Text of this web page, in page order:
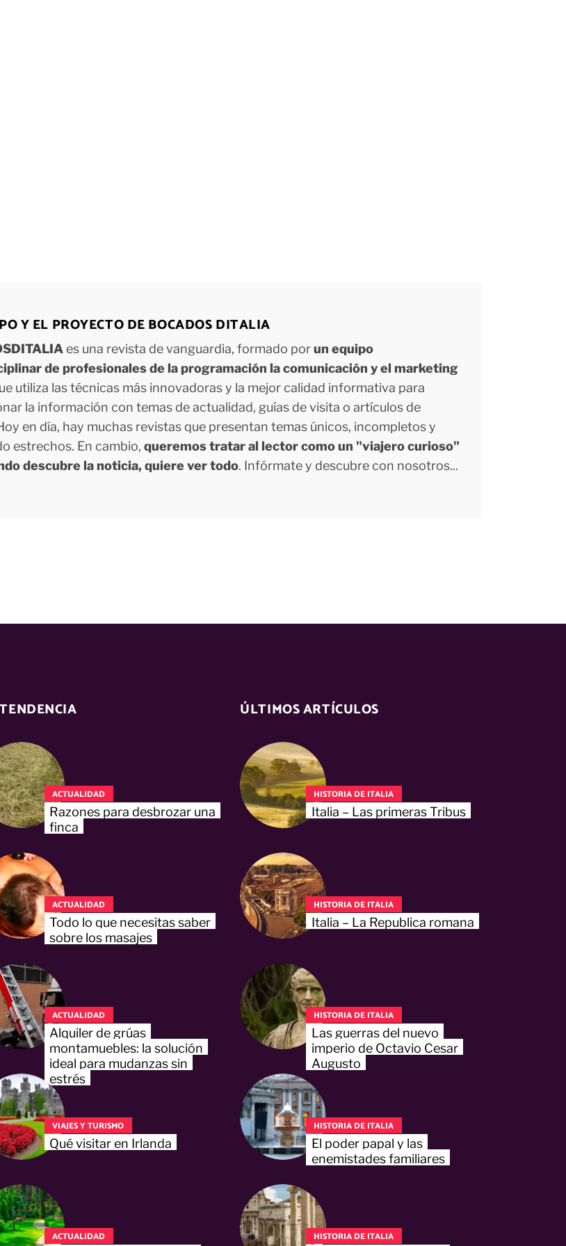
Y EL PROYECTO DE BOCADOS DITALIA
es una revista de vanguardia, formado porun equipo
de profesionales de la programación la comunicación y el marketing
utiliza las técnicas más innovadoras y la mejor calidad informativa para
la información con temas de actualidad, guías de visita o artículos de
en día, hay muchas revistas que presentan temas únicos, incompletos y
estrechos. En cambio, queremos tratar al lector como un "viajero curioso"
descubre la noticia, quiere ver todo. Infórmate y descubre con nosotros...
ACTUALIDAD
Razones para desbrozar una
finca
ACTUALIDAD
Todo lo que necesitas saber
sobre los masajes
ACTUALIDAD
Alquiler de grúas
montamuebles: la solución
ideal para mudanzas sin
estrés
VIAJES Y TURISMO
Qué visitar en Irlanda
ACTUALIDAD
ÚLTIMOS ARTÍCULOS
HISTORIA DE ITALIA
Italia – Las primeras Tribus
HISTORIA DE ITALIA
Italia – La Republica romana
HISTORIA DE ITALIA
Las guerras del nuevo
imperio de Octavio Cesar
Augusto
HISTORIA DE ITALIA
El poder papal y las
enemistades familiares
HISTORIA DE ITALIA